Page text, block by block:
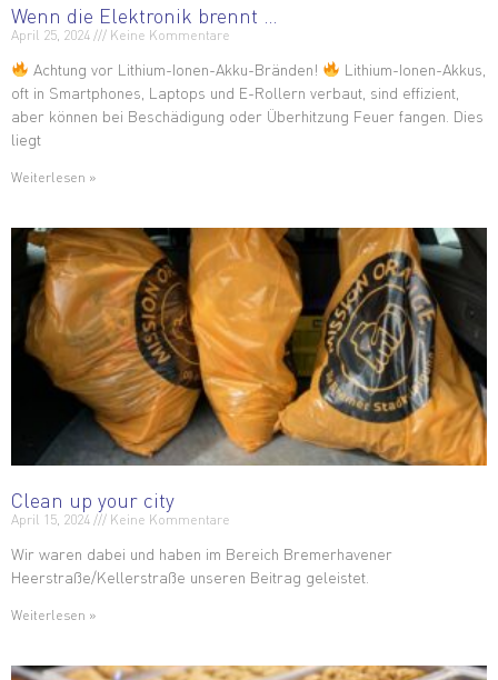
Wenn die Elektronik brennt …
April 25, 2024 Keine Kommentare
Achtung vor Lithium-Ionen-Akku-Bränden!
Lithium-Ionen-Akkus,
oft in Smartphones, Laptops und E-Rollern verbaut, sind effizient,
aber können bei Beschädigung oder Überhitzung Feuer fangen. Dies
liegt
Weiterlesen »
Clean up your city
April 15, 2024 Keine Kommentare
Wir waren dabei und haben im Bereich Bremerhavener
Heerstraße/Kellerstraße unseren Beitrag geleistet.
Weiterlesen »